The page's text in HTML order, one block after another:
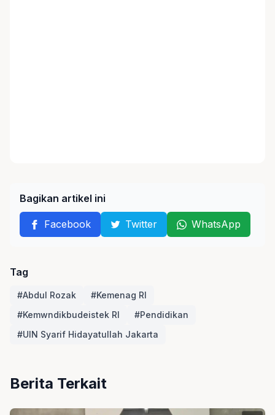
Bagikan artikel ini
Facebook Twitter WhatsApp
Tag
#Abdul Rozak
#Kemenag RI
#Kemwndikbudeistek RI
#Pendidikan
#UIN Syarif Hidayatullah Jakarta
Berita Terkait